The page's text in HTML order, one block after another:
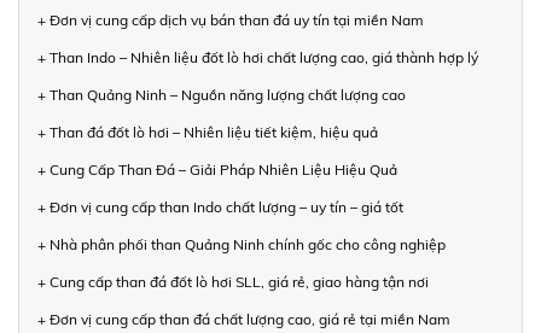
+ Đơn vị cung cấp dịch vụ bán than đá uy tín tại miền Nam
+ Than Indo – Nhiên liệu đốt lò hơi chất lượng cao, giá thành hợp lý
+ Than Quảng Ninh – Nguồn năng lượng chất lượng cao
+ Than đá đốt lò hơi – Nhiên liệu tiết kiệm, hiệu quả
+ Cung Cấp Than Đá – Giải Pháp Nhiên Liệu Hiệu Quả
+ Đơn vị cung cấp than Indo chất lượng – uy tín – giá tốt
+ Nhà phân phối than Quảng Ninh chính gốc cho công nghiệp
+ Cung cấp than đá đốt lò hơi SLL, giá rẻ, giao hàng tận nơi
+ Đơn vị cung cấp than đá chất lượng cao, giá rẻ tại miền Nam